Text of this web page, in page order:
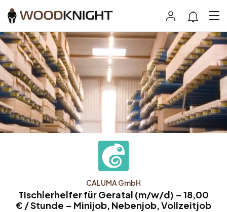
CALUMA GmbH
Tischlerhelfer für Geratal (m/w/d) – 18,00
€ / Stunde – Minijob, Nebenjob, Vollzeitjob